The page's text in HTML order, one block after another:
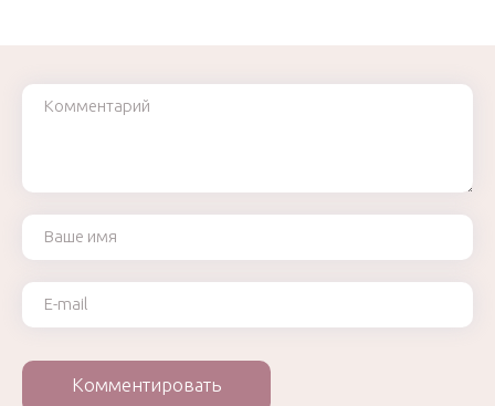
Комментарий
Ваше имя
Ваш e-mail
Комментировать